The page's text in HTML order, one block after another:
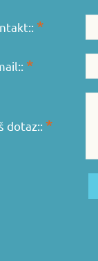
*
*
dotaz:: *